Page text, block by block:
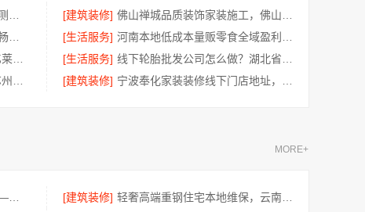
[建筑装修]
[生活服务]
[生活服务]
[建筑装修]
MORE+
[建筑装修]
轻奢高端重钢住宅本地维保，云南晟构建筑建材有限公司贴心服务